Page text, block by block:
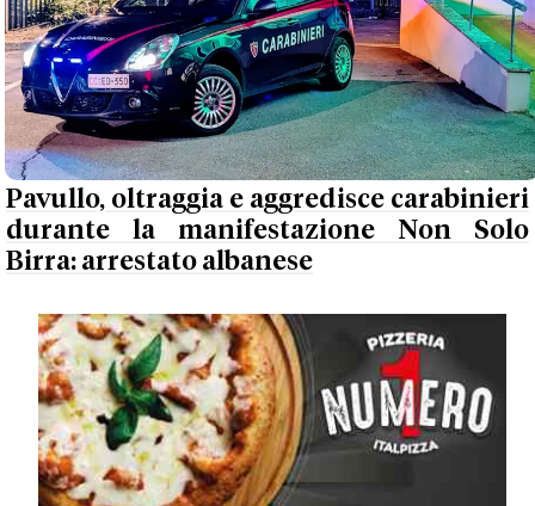
Pavullo, oltraggia e aggredisce carabinieri
durante la manifestazione Non Solo
Birra: arrestato albanese